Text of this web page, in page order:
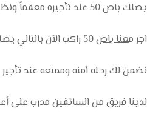
يصلك باص 50 عند تأجيره معقماً ونظيفاً من الداخل كذلك يصلك السائق اينما كنت بالباص لتوصيلك إلى وجهتك المناسبه.
اجر معنا باص
نضمن لك رحله آمنه وممتعه عند تأجير باص 50 راكب من
لدينا فريق من السائقين مدرب على